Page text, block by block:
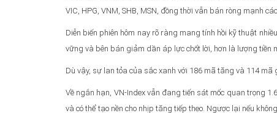
VIC, HPG, VNM, SHB, MSN, đồng thời vẫn bán ròng mạnh
Diễn biến phiên hôm nay rõ ràng mang tính hồi kỹ thuật
vững và bên bán giảm dần áp lực chốt lời, hơn là lượng tiền
Dù vậy, sự lan tỏa của sắc xanh với 186 mã tăng và 114
Về ngắn hạn, VN-Index vẫn đang tiến sát mốc quan trọng
và có thể tạo nền cho nhịp tăng tiếp theo. Ngược lại nếu